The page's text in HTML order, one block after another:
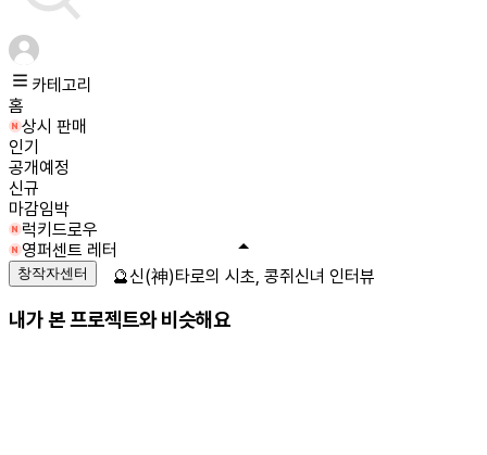
카테고리
홈
상시 판매
인기
공개예정
신규
마감임박
럭키드로우
영퍼센트 레터
창작자센터
내가 본 프로젝트와 비슷해요
🔮신(神)타로의 시초, 콩쥐신녀 인터뷰